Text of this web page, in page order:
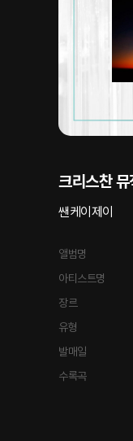
크리스찬
쌘케이제이
앨범명
아티스트명
장르
유형
발매일
수록곡